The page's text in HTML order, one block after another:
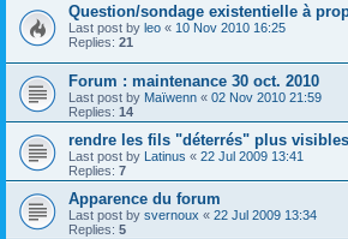
Question/sondage existentielle à
Last post by leo « 10 Nov 2010 16:25
Replies: 21
Forum : maintenance 30 oct. 2010
Last post by Maïwenn « 02 Nov 2010 21:59
Replies: 14
rendre les fils "déterrés" plus
Last post by Latinus « 22 Jul 2009 13:41
Replies: 7
Apparence du forum
Last post by svernoux « 22 Jul 2009 13:34
Replies: 5